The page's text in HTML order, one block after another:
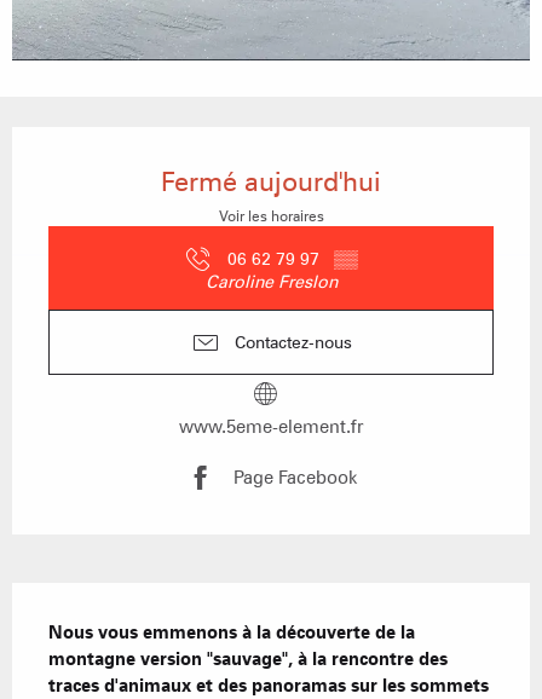
Fermé aujourd'hui
Voir les horaires
06 62 79 97 ▒▒
Caroline Freslon
Contactez-nous
www.5eme-element.fr
Page Facebook
Nous vous emmenons à la découverte de la
montagne version "sauvage", à la rencontre des
traces d'animaux et des panoramas sur les sommets